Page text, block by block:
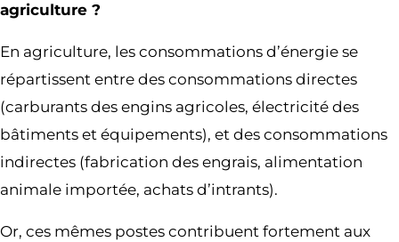
agriculture ?
En agriculture, les consommations d’énergie se
répartissent entre des consommations directes
(carburants des engins agricoles, électricité des
bâtiments et équipements), et des consommations
indirectes (fabrication des engrais, alimentation
animale importée, achats d’intrants).
Or, ces mêmes postes contribuent fortement aux